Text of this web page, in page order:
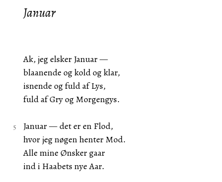
Januar
Ak, jeg elsker Januar —
blaanende og kold og klar,
isnende og fuld af Lys,
fuld af Gry og Morgengys.
Januar — det er en Flod,
hvor jeg nøgen henter Mod.
Alle mine Ønsker gaar
ind i Haabets nye Aar.